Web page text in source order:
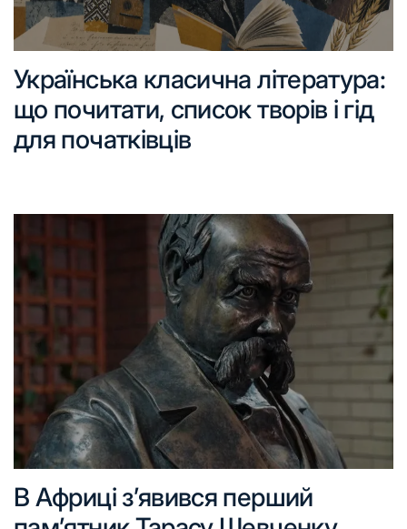
Українська класична література:
що почитати, список творів і гід
для початківців
В Африці з’явився перший